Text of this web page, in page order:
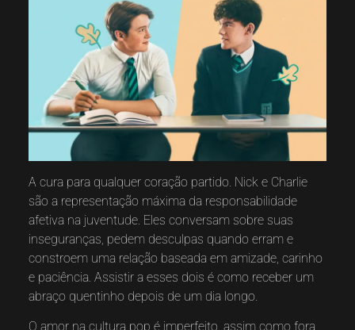
A cura para qualquer coração partido. Nick e Charlie
são a representação máxima da responsabilidade
afetiva na juventude. Eles conversam sobre suas
inseguranças, pedem desculpas quando erram e
constroem uma relação baseada em amizade, carinho
e paciência. Assistir a esses dois é como receber um
abraço quentinho depois de um dia longo.
O amor na cultura pop é imperfeito, assim como fora